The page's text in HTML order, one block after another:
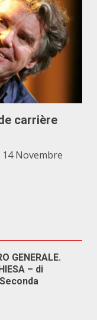
carrière
Novembre
GENERALE.
– di